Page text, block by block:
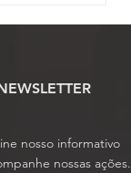
artigos
nosso informativo
nossas ações.